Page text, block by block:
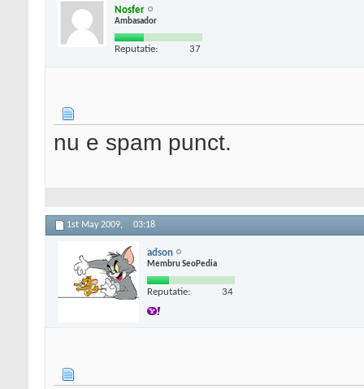
Nosfer
Ambasador
Reputatie: 37
nu e spam punct.
1st May 2009, 03:18
adson
Membru SeoPedia
Reputatie: 34